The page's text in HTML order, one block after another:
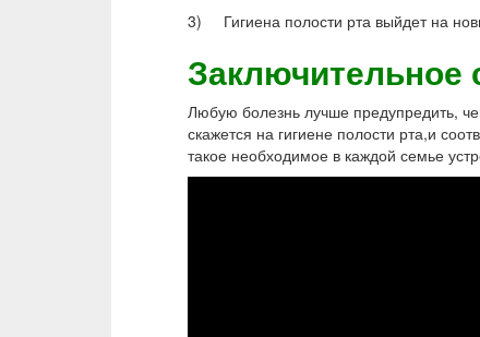
3) Гигиена полости рта выйдет на
Заключительное
Любую болезнь лучше предупредить,
скажется на гигиене полости рта,и
такое необходимое в каждой семье